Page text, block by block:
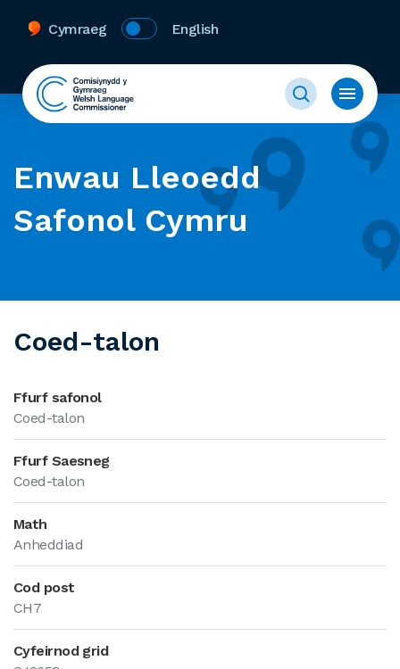
Cymraeg English
Enwau Lleoedd
Safonol Cymru
Coed-talon
Ffurf safonol
Coed-talon
Ffurf Saesneg
Coed-talon
Math
Anheddiad
Cod post
CH7
Cyfeirnod grid